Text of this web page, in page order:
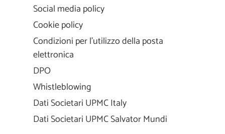
Social media policy
Cookie policy
Condizioni per l'utilizzo della posta
elettronica
DPO
Whistleblowing
Dati Societari UPMC Italy
Dati Societari UPMC Salvator Mundi